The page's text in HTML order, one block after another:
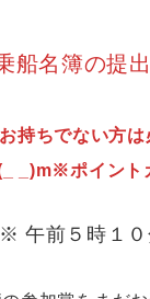
船名簿の提
持ちでない方
_)m※ポイント
※ 午前５時